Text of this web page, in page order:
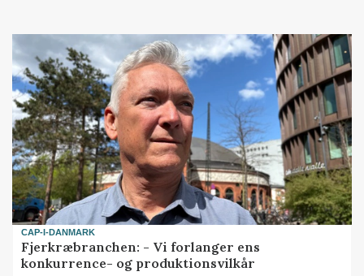
CAP-I-DANMARK
Fjerkræbranchen: - Vi forlanger ens
konkurrence- og produktionsvilkår